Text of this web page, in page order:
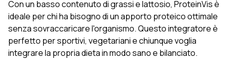
Con un basso contenuto di grassi e lattosio, ProteinVis è
ideale per chi ha bisogno di un apporto proteico ottimale
senza sovraccaricare l'organismo. Questo integratore è
perfetto per sportivi, vegetariani e chiunque voglia
integrare la propria dieta in modo sano e bilanciato.